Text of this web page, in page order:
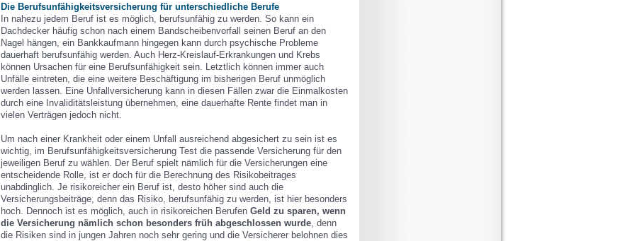
Die Berufsunfähigkeitsversicherung für unterschiedliche Berufe
In nahezu jedem Beruf ist es möglich, berufsunfähig zu werden. So kann ein
Dachdecker häufig schon nach einem Bandscheibenvorfall seinen Beruf an den
Nagel hängen, ein Bankkaufmann hingegen kann durch psychische Probleme
dauerhaft berufsunfähig werden. Auch Herz-Kreislauf-Erkrankungen und Krebs
können Ursachen für eine Berufsunfähigkeit sein. Letztlich können immer auch
Unfälle eintreten, die eine weitere Beschäftigung im bisherigen Beruf unmöglich
werden lassen. Eine Unfallversicherung kann in diesen Fällen zwar die Einmalkosten
durch eine Invaliditätsleistung übernehmen, eine dauerhafte Rente findet man in
vielen Verträgen jedoch nicht.
Um nach einer Krankheit oder einem Unfall ausreichend abgesichert zu sein ist es
wichtig, im Berufsunfähigkeitsversicherung Test die passende Versicherung für den
jeweiligen Beruf zu wählen. Der Beruf spielt nämlich für die Versicherungen eine
entscheidende Rolle, ist er doch für die Berechnung des Risikobeitrages
unabdinglich. Je risikoreicher ein Beruf ist, desto höher sind auch die
Versicherungsbeiträge, denn das Risiko, berufsunfähig zu werden, ist hier besonders
hoch. Dennoch ist es möglich, auch in risikoreichen Berufen Geld zu sparen, wenn
die Versicherung nämlich schon besonders früh abgeschlossen wurde, denn
die Risiken sind in jungen Jahren noch sehr gering und die Versicherer belohnen dies